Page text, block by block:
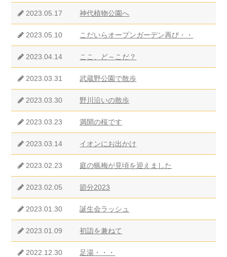
2023.05.17 神代植物公園へ
2023.05.10 こだいらオープンガーデン再び・・
2023.04.14 ここ、ど～こだ？
2023.03.31 武蔵野公園で散歩
2023.03.30 野川沿いの散歩
2023.03.23 満開の桜です
2023.03.14 イオンにお出かけ
2023.02.23 庭の蝋梅が見頃を迎えました
2023.02.05 節分2023
2023.01.30 誕生会ラッシュ
2023.01.09 初詣を兼ねて
2022.12.30 足湯・・・